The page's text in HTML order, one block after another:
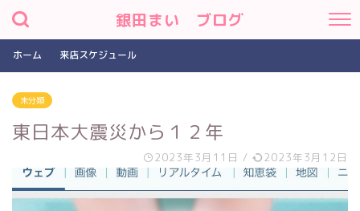
銀田まい ブログ
ホーム 来店スケジュール
未分類
東日本大震災から１２年
2023年3月11日 / 2023年3月12日